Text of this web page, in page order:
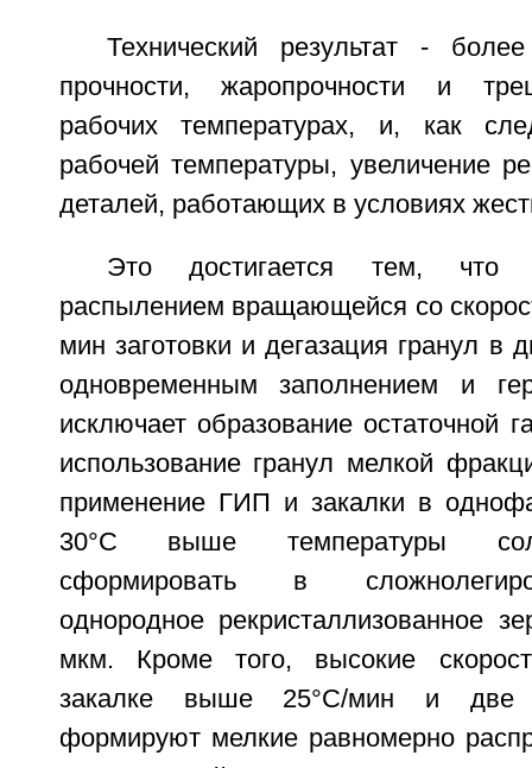
Технический результат -
прочности, жаропрочности и
рабочих температурах, и, как
рабочей температуры, увеличение
деталей, работающих в условиях
Это достигается тем, что
распылением вращающейся со
мин заготовки и дегазация гранул в
одновременным заполнением и
исключает образование остаточной
использование гранул мелкой
применение ГИП и закалки в
30°C выше температуры
сформировать в
однородное рекристаллизованное
мкм. Кроме того, высокие
закалке выше 25°C/мин и две
формируют мелкие равномерно